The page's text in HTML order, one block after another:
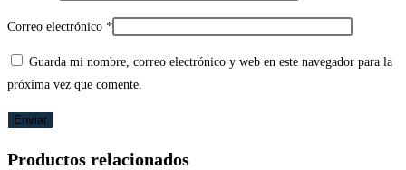
Correo electrónico *
Guarda mi nombre, correo electrónico y web en este navegador para la
próxima vez que comente.
Productos relacionados